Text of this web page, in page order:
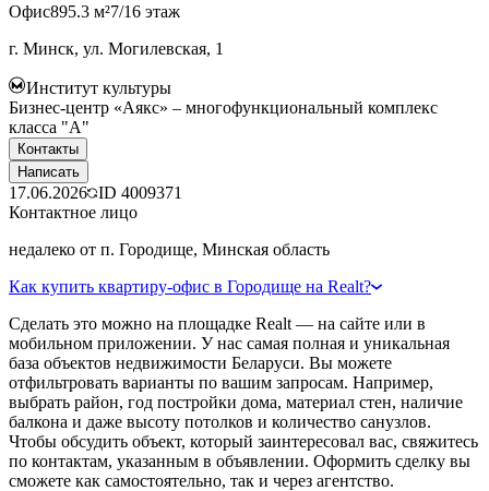
Офис895.3 м²7/16 этаж
г. Минск, ул. Могилевская, 1
Институт культуры
Бизнес-центр «Аякс» – многофункциональный комплекс
класса "А"
Контакты
Написать
17.06.2026 ID 4009371
Контактное лицо
недалеко от п. Городище, Минская область
Как купить квартиру-офис в Городище на Realt?
Сделать это можно на площадке Realt — на сайте или в
мобильном приложении. У нас самая полная и уникальная
база объектов недвижимости Беларуси. Вы можете
отфильтровать варианты по вашим запросам. Например,
выбрать район, год постройки дома, материал стен, наличие
балкона и даже высоту потолков и количество санузлов.
Чтобы обсудить объект, который заинтересовал вас, свяжитесь
по контактам, указанным в объявлении. Оформить сделку вы
сможете как самостоятельно, так и через агентство.